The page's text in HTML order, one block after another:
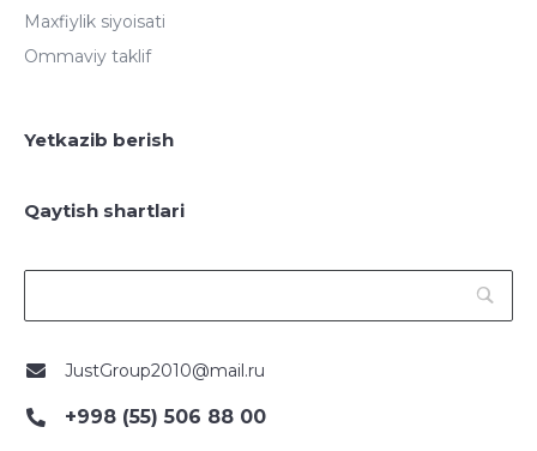
Maxfiylik siyoisati
Ommaviy taklif
Yetkazib berish
Qaytish shartlari
JustGroup2010@mail.ru
+998 (55) 506 88 00